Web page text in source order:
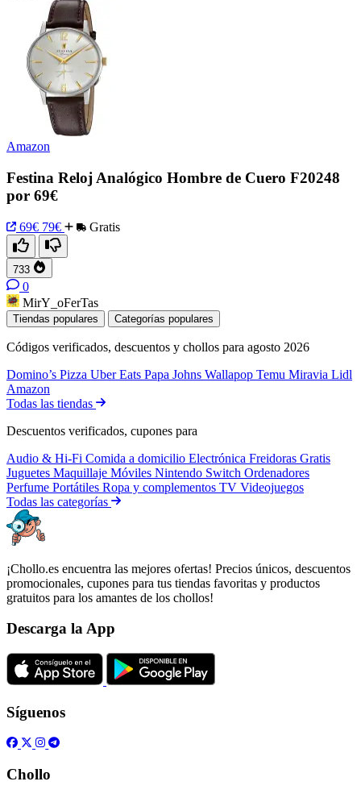
Amazon
Festina Reloj Analógico Hombre de Cuero F20248
por 69€
69€ 79€ Gratis
733
0
MirY_oFerTas
Tiendas populares Categorías populares
Códigos verificados, descuentos y chollos para agosto 2026
Domino’s Pizza Uber Eats Papa Johns Wallapop Temu Miravia Lidl
Amazon
Todas las tiendas
Descuentos verificados, cupones para
Audio & Hi-Fi Comida a domicilio Electrónica Freidoras Gratis
Juguetes Maquillaje Móviles Nintendo Switch Ordenadores
Perfume Portátiles Ropa y complementos TV Videojuegos
Todas las categorías
¡Chollo.es encuentra las mejores ofertas! Precios únicos, descuentos
promocionales, cupones para tus tiendas favoritas y productos
gratuitos para los amantes de los chollos!
Descarga la App
Síguenos
Chollo